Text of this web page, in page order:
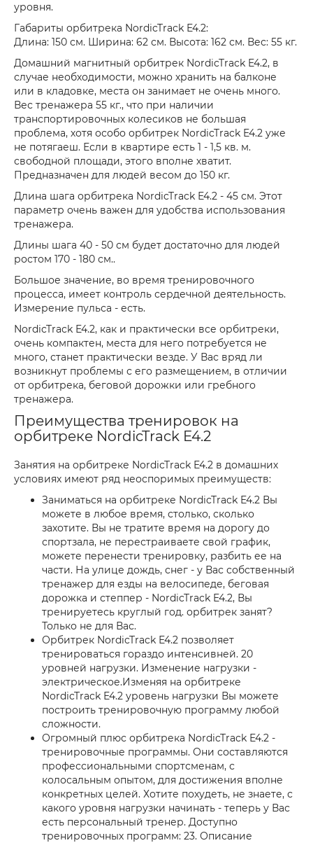
уровня.
Габариты орбитрека NordicTrack E4.2:
Длина: 150 см. Ширина: 62 см. Высота: 162 см. Вес: 55 кг.
Домашний магнитный орбитрек NordicTrack E4.2, в
случае необходимости, можно хранить на балконе
или в кладовке, места он занимает не очень много.
Вес тренажера 55 кг., что при наличии
транспортировочных колесиков не большая
проблема, хотя особо орбитрек NordicTrack E4.2 уже
не потягаеш. Если в квартире есть 1 - 1,5 кв. м.
свободной площади, этого вполне хватит.
Предназначен для людей весом до 150 кг.
Длина шага орбитрека NordicTrack E4.2 - 45 см. Этот
параметр очень важен для удобства использования
тренажера.
Длины шага 40 - 50 см будет достаточно для людей
ростом 170 - 180 см..
Большое значение, во время тренировочного
процесса, имеет контроль сердечной деятельность.
Измерение пульса - есть.
NordicTrack E4.2, как и практически все орбитреки,
очень компактен, места для него потребуется не
много, станет практически везде. У Вас вряд ли
возникнут проблемы с его размещением, в отличии
от орбитрека, беговой дорожки или гребного
тренажера.
Преимущества тренировок на
орбитреке NordicTrack E4.2
Занятия на орбитреке NordicTrack E4.2 в домашних
условиях имеют ряд неоспоримых преимуществ:
Заниматься на орбитреке NordicTrack E4.2 Вы
можете в любое время, столько, сколько
захотите. Вы не тратите время на дорогу до
спортзала, не перестраиваете свой график,
можете перенести тренировку, разбить ее на
части. На улице дождь, снег - у Вас собственный
тренажер для езды на велосипеде, беговая
дорожка и степпер - NordicTrack E4.2, Вы
тренируетесь круглый год. орбитрек занят?
Только не для Вас.
Орбитрек NordicTrack E4.2 позволяет
тренироваться гораздо интенсивней. 20
уровней нагрузки. Изменение нагрузки -
электрическое.Изменяя на орбитреке
NordicTrack E4.2 уровень нагрузки Вы можете
построить тренировочную программу любой
сложности.
Огромный плюс орбитрека NordicTrack E4.2 -
тренировочные программы. Они составляются
профессиональными спортсменам, с
колосальным опытом, для достижения вполне
конкретных целей. Хотите похудеть, не знаете, с
какого уровня нагрузки начинать - теперь у Вас
есть персональный тренер. Доступно
тренировочных программ: 23. Описание